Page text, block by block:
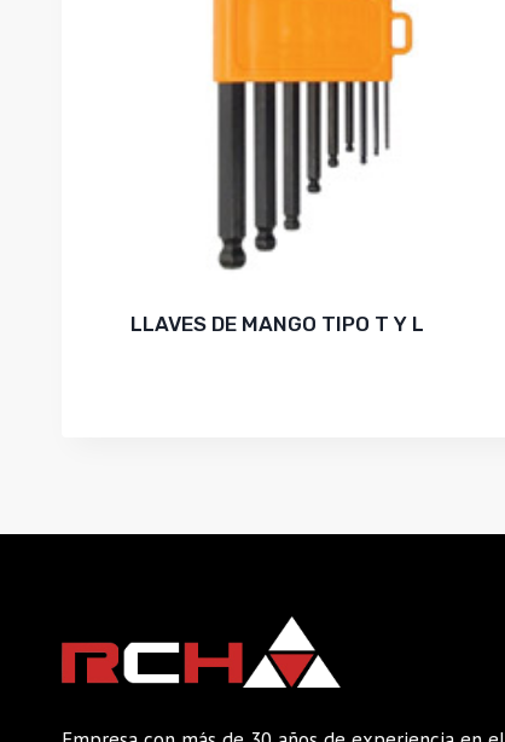
LLAVES DE MANGO TIPO T Y L